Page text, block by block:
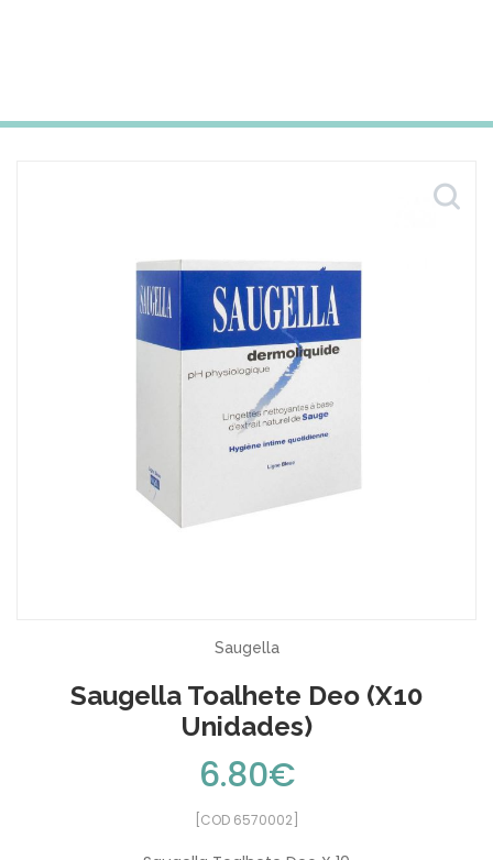
Saugella
Saugella Toalhete Deo (x10
Unidades)
6.80€
[COD 6570002]